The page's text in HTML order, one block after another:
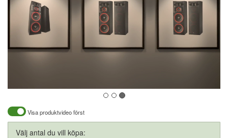
Visa produktvideo först
Välj antal du vill köpa: